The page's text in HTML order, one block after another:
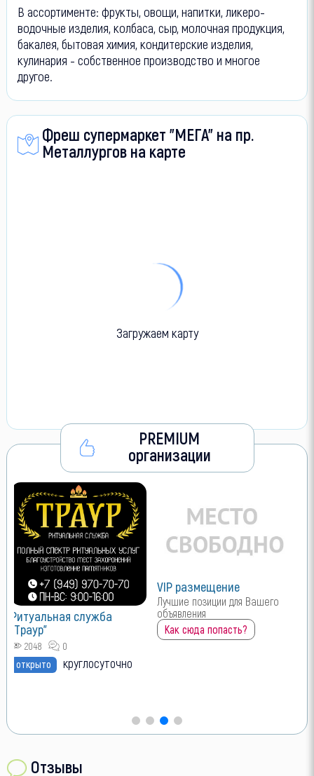
В ассортименте: фрукты, овощи, напитки, ликеро-
водочные изделия, колбаса, сыр, молочная продукция,
бакалея, бытовая химия, кондитерские изделия,
кулинария - собственное производство и многое
другое.
Фреш супермаркет "МЕГА" на пр.
Металлургов на карте
Загружаем карту
PREMIUM
организации
Ритуальная служба
"Траур"
2048
0
открыто
круглосуточно
VIP размещение
Лучшие позиции для Вашего
объявления
Как сюда попасть?
Отзывы